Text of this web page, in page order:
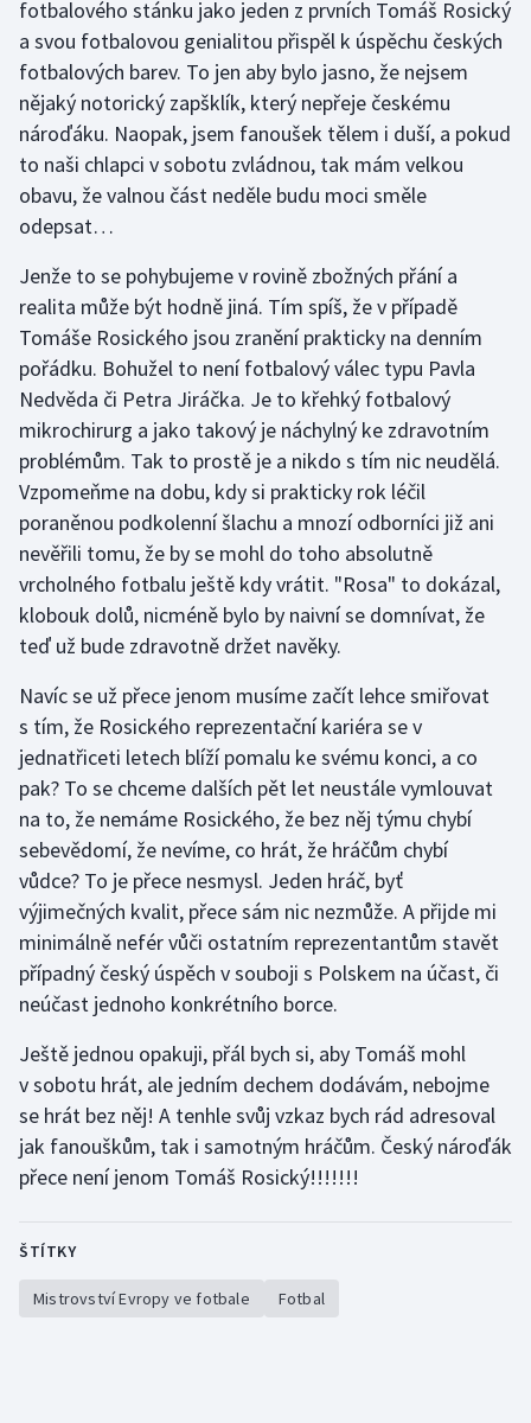
Házená
Jezdectví
Judo
Krasobruslení
Lezení
Lyže a snowboard
Moderní pětiboj
Motorsport
Olympijské hry
Parasport
Plavání
Ragby
Rychlobruslení
Rychlostní kanoistika
Short track
Sportovní střelba
Stolní tenis
Triatlon
Veslování
Vodní slalom
Ostatní
fotbalového stánku jako jeden z prvních Tomáš Rosický
a svou fotbalovou genialitou přispěl k úspěchu českých
fotbalových barev. To jen aby bylo jasno, že nejsem
nějaký notorický zapšklík, který nepřeje českému
nároďáku. Naopak, jsem fanoušek tělem i duší, a pokud
to naši chlapci v sobotu zvládnou, tak mám velkou
obavu, že valnou část neděle budu moci směle
odepsat…
Jenže to se pohybujeme v rovině zbožných přání a
realita může být hodně jiná. Tím spíš, že v případě
Tomáše Rosického jsou zranění prakticky na denním
pořádku. Bohužel to není fotbalový válec typu Pavla
Nedvěda či Petra Jiráčka. Je to křehký fotbalový
mikrochirurg a jako takový je náchylný ke zdravotním
problémům. Tak to prostě je a nikdo s tím nic neudělá.
Vzpomeňme na dobu, kdy si prakticky rok léčil
poraněnou podkolenní šlachu a mnozí odborníci již ani
nevěřili tomu, že by se mohl do toho absolutně
vrcholného fotbalu ještě kdy vrátit. "Rosa" to dokázal,
klobouk dolů, nicméně bylo by naivní se domnívat, že
teď už bude zdravotně držet navěky.
Navíc se už přece jenom musíme začít lehce smiřovat
s tím, že Rosického reprezentační kariéra se v
jednatřiceti letech blíží pomalu ke svému konci, a co
pak? To se chceme dalších pět let neustále vymlouvat
na to, že nemáme Rosického, že bez něj týmu chybí
sebevědomí, že nevíme, co hrát, že hráčům chybí
vůdce? To je přece nesmysl. Jeden hráč, byť
výjimečných kvalit, přece sám nic nezmůže. A přijde mi
minimálně nefér vůči ostatním reprezentantům stavět
případný český úspěch v souboji s Polskem na účast, či
neúčast jednoho konkrétního borce.
Ještě jednou opakuji, přál bych si, aby Tomáš mohl
v sobotu hrát, ale jedním dechem dodávám, nebojme
se hrát bez něj! A tenhle svůj vzkaz bych rád adresoval
jak fanouškům, tak i samotným hráčům. Český nároďák
přece není jenom Tomáš Rosický!!!!!!!
ŠTÍTKY
Mistrovství Evropy ve fotbale Fotbal